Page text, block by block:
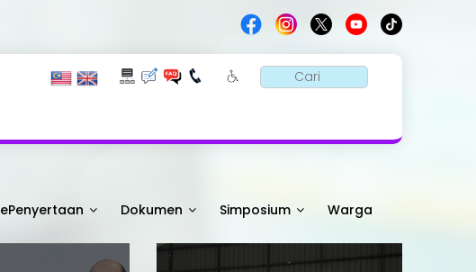
ePenyertaan Dokumen Simposium Warga